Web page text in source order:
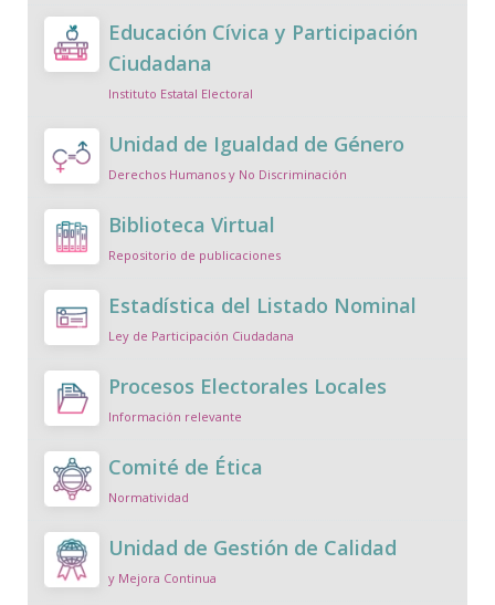
Educación Cívica y Participación
Ciudadana
Instituto Estatal Electoral
Unidad de Igualdad de Género
Derechos Humanos y No Discriminación
Biblioteca Virtual
Repositorio de publicaciones
Estadística del Listado Nominal
Ley de Participación Ciudadana
Procesos Electorales Locales
Información relevante
Comité de Ética
Normatividad
Unidad de Gestión de Calidad
y Mejora Continua